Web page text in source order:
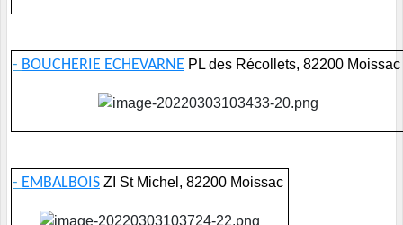
- BOUCHERIE ECHEVARNE PL des Récollets, 82200 Moissac
- EMBALBOIS ZI St Michel, 82200 Moissac